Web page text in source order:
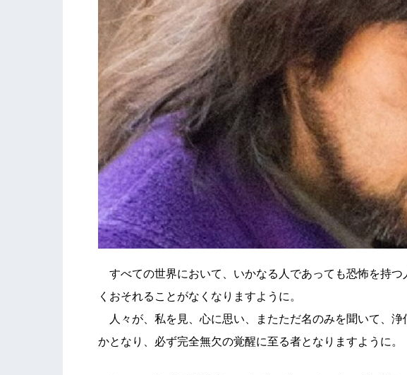
すべての世界において、いかなる人であっても恐怖を持つ
くおそれることがなくなりますように。
人々が、私を見、心に思い、またただ名のみを聞いて、浄
かとなり、必ず完全無欠の覚醒に至る者となりますように。